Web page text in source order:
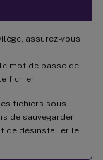
assurez-vous
le mot de passe de
fichier.
fichiers sous
de sauvegarder
de désinstaller le